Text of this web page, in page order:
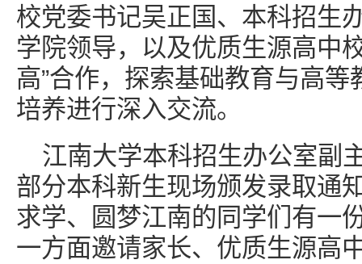
校党委书记吴正国、本科招生
学院领导，以及优质生源高中
高”合作，探索基础教育与高
培养进行深入交流。
江南大学本科招生办公室副
部分本科新生现场颁发录取通
求学、圆梦江南的同学们有一
一方面邀请家长、优质生源高